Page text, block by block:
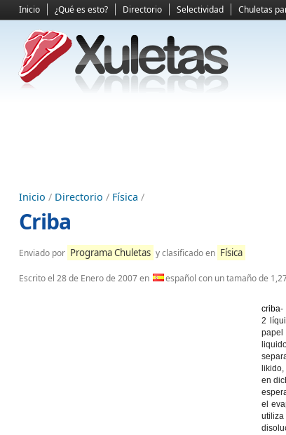
Inicio ¿Qué es esto? Directorio Selectividad Chuletas
Inicio / Directorio / Física /
Criba
Enviado por Programa Chuletas y clasificado en Física
Escrito el 28 de Enero de 2007en español con un tamaño de
criba-
2
en
el
utiliza